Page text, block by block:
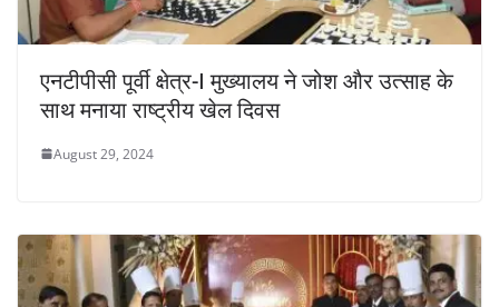
एनटीपीसी पूर्वी क्षेत्र-I मुख्यालय ने जोश और उत्साह के
साथ मनाया राष्ट्रीय खेल दिवस
August 29, 2024